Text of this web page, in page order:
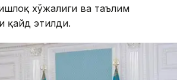
хўжалиги ва таълим
қайд этилди.